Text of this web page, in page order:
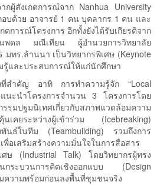
กผู้สังเกตการณ์จาก Nanhua University
บด้วย อาจารย์ 1 คน บุคลากร 1 คน และ
การณ์โครงการ อีกทั้งยังได้รับเกียรติจาก
พดล มณีเทียน ผู้อำนวยการวิทยาลัย
มทร.ล้านนา เป็นวิทยากรพิเศษ (Keynote
รู้และประสบการณ์ให้แก่นักศึกษา
ที่สำคัญ อาทิ การทำความรู้จัก “Local
นะนำโครงการจำนวน 3 โครงการโดย
มปฐมนิเทศเกี่ยวกับสภาพแวดล้อมความ
เคยระหว่างผู้เข้าร่วม (Icebreaking)
พันธ์ในทีม (Teambuilding) รวมถึงการ
พื่อเสริมสร้างความมั่นใจในการสื่อสาร
ศษ (Industrial Talk) โดยวิทยากรผู้ทรง
ะบวนการคิดเชิงออกแบบ (Design
มความพร้อมก่อนลงพื้นที่ชุมชนจริง